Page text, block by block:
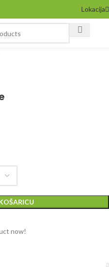
Lokacija
now!